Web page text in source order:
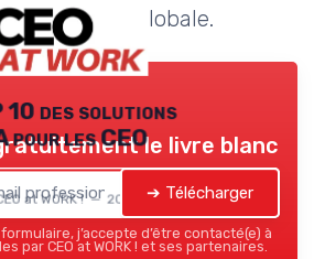
la stratégie globale.
10 des solutions
pour les CEO
at WORK ! — 2026
le livre blanc
➔ Télécharger
j’accepte d’être contacté(e) à
par CEO at WORK ! et ses partenaires.